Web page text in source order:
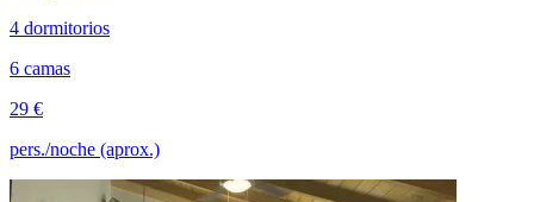
4 dormitorios
6 camas
29 €
pers./noche (aprox.)